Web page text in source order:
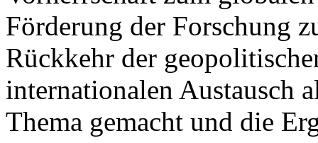
Förderung der Forschung
Rückkehr der
internationalen Austausch
Thema gemacht und die